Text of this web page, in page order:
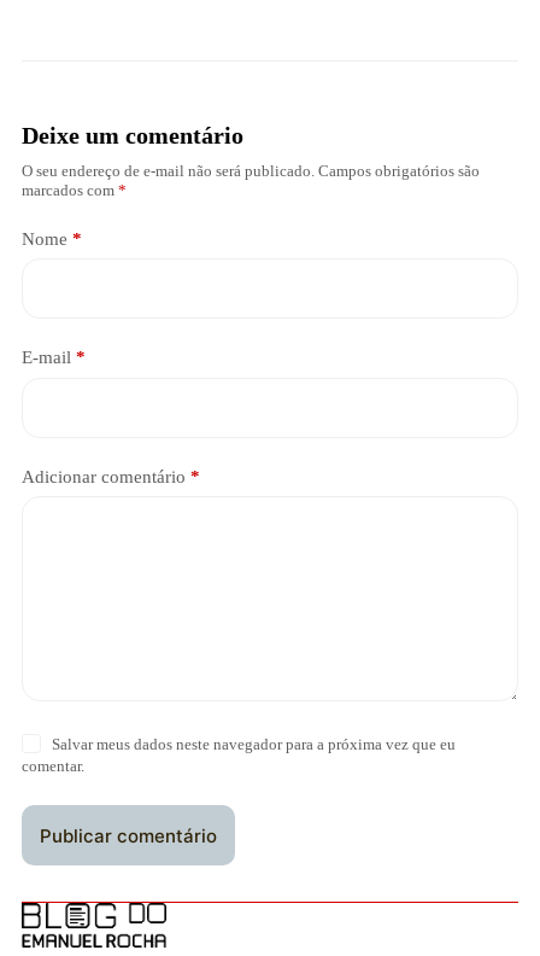
Deixe um comentário
O seu endereço de e-mail não será publicado. Campos obrigatórios são
marcados com *
Nome *
E-mail*
Adicionar comentário *
Salvar meus dados neste navegador para a próxima vez que eu
comentar.
Publicar comentário